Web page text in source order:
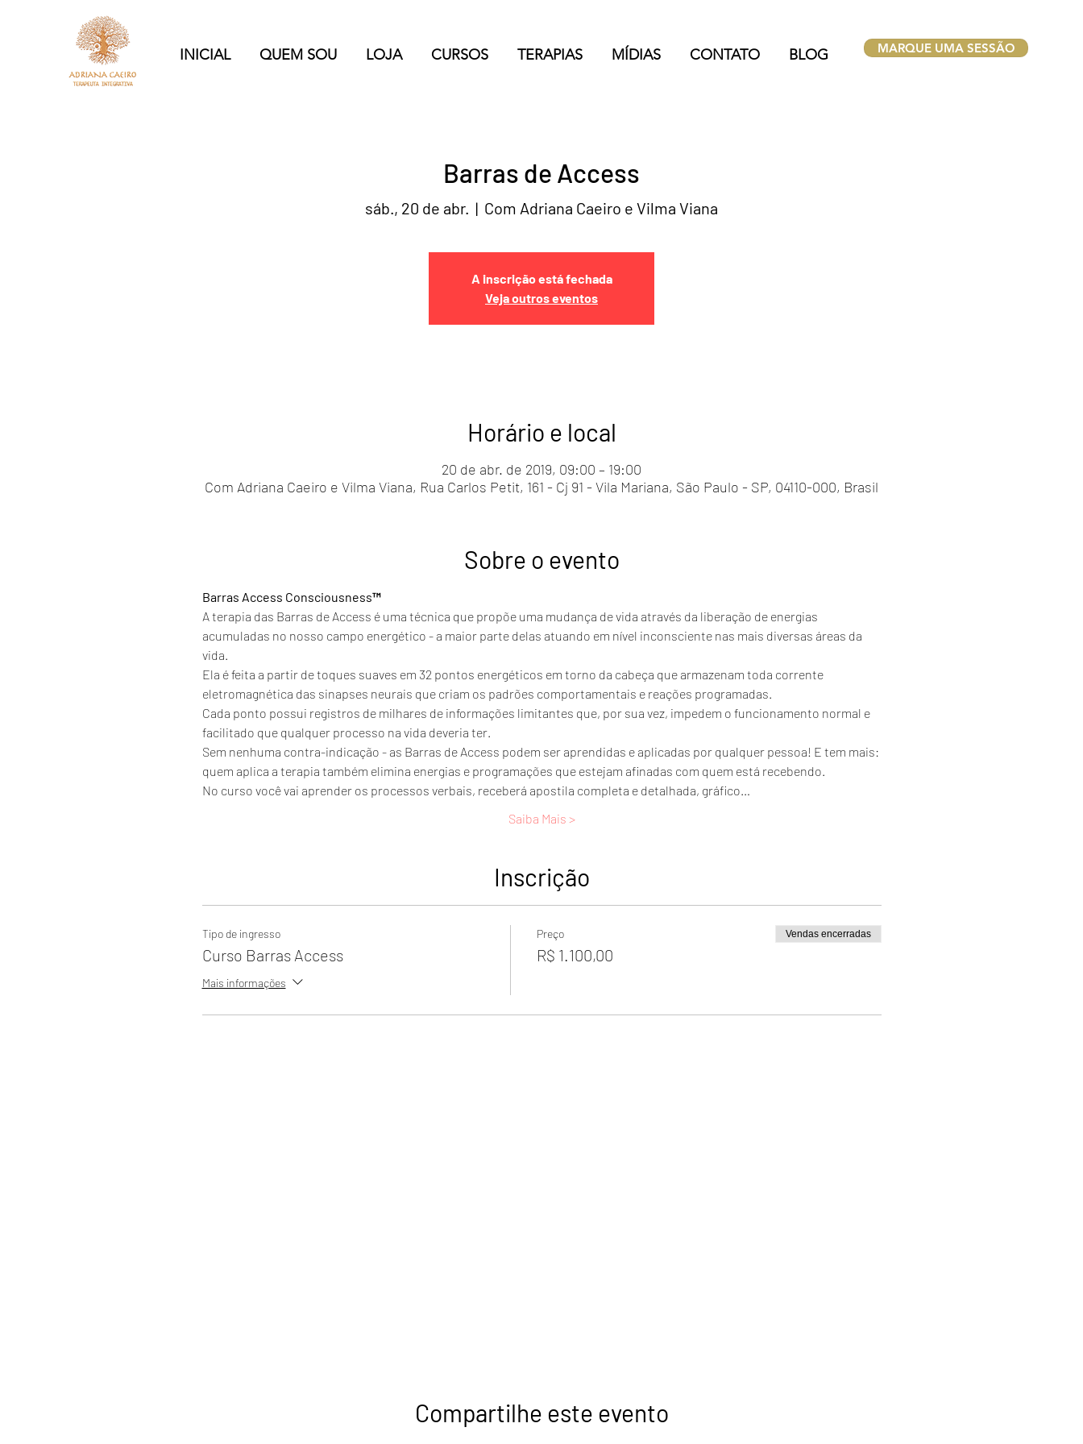
INICIAL QUEM SOU LOJA CURSOS TERAPIAS MÍDIAS CONTATO BLOG MARQUE UMA SESSÃO
Barras de Access
sáb., 20 de abr.
  |
Com Adriana Caeiro e Vilma Viana
A inscrição está fechada
Veja outros eventos
Horário e local
20 de abr. de 2019, 09:00 – 19:00
Com Adriana Caeiro e Vilma Viana, Rua Carlos Petit, 161 - Cj 91 - Vila Mariana, São Paulo - SP, 04110-000, Brasil
Sobre o evento
Barras Access Consciousness™
A terapia das Barras de Access é uma técnica que propõe uma mudança de vida através da liberação de energias
acumuladas no nosso campo energético - a maior parte delas atuando em nível inconsciente nas mais diversas áreas da
vida.
Ela é feita a partir de toques suaves em 32 pontos energéticos em torno da cabeça que armazenam toda corrente
eletromagnética das sinapses neurais que criam os padrões comportamentais e reações programadas.
Cada ponto possui registros de milhares de informações limitantes que, por sua vez, impedem o funcionamento normal e
facilitado que qualquer processo na vida deveria ter.
Sem nenhuma contra-indicação - as Barras de Access podem ser aprendidas e aplicadas por qualquer pessoa! E tem mais:
quem aplica a terapia também elimina energias e programações que estejam afinadas com quem está recebendo.
No curso você vai aprender os processos verbais, receberá apostila completa e detalhada, gráfico…
Saiba Mais >
Inscrição
Tipo de ingresso
Curso Barras Access
Mais informações
Preço
R$ 1.100,00
Vendas encerradas
Compartilhe este evento